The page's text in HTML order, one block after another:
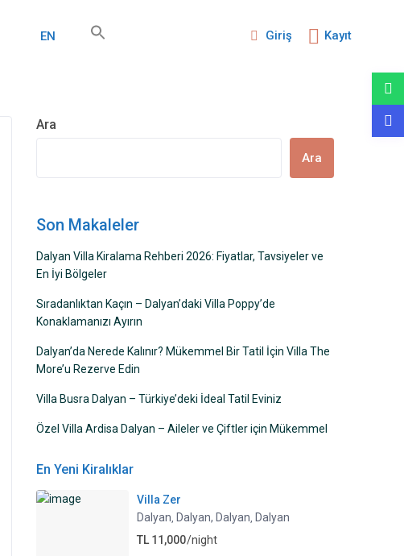
Giriş Kayıt
EN
Ara
Ara
Son Makaleler
Dalyan Villa Kiralama Rehberi 2026: Fiyatlar, Tavsiyeler ve
En İyi Bölgeler
Sıradanlıktan Kaçın – Dalyan’daki Villa Poppy’de
Konaklamanızı Ayırın
Dalyan’da Nerede Kalınır? Mükemmel Bir Tatil İçin Villa The
More’u Rezerve Edin
Villa Busra Dalyan – Türkiye’deki İdeal Tatil Eviniz
Özel Villa Ardisa Dalyan – Aileler ve Çiftler için Mükemmel
En Yeni Kiralıklar
Villa Zer
Dalyan, Dalyan, Dalyan, Dalyan
TL 11,000/night